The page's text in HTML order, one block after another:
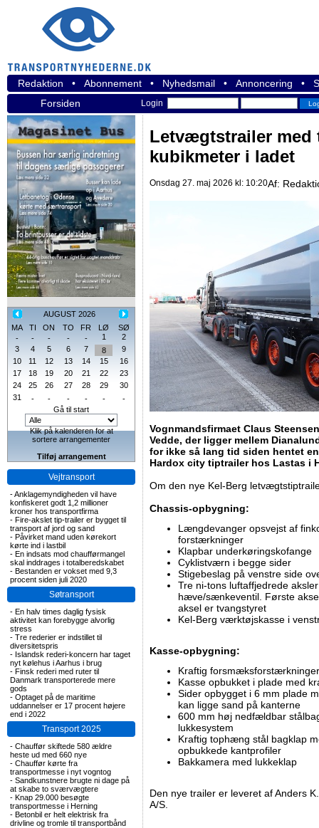
Redaktion • Abonnement • Nyhedsmail • Annoncering •
Forsiden
Login
AUGUST 2026
MA
TI ON TO FR LØ
SØ
-
- - - - 1
2
3
4 5 6 7 8
9
10
11 12 13 14 15
16
17
18 19 20 21 22
23
24
25 26 27 28 29
30
31
- - - - -
-
Gå til start
Klik på kalenderen for at
sortere arrangementer
Tilføj arrangement
Vejtransport
-Anklagemyndigheden vil have
konfiskeret godt 1,2 millioner
kroner hos transportfirma
- Fire-akslet tip-trailer er bygget til
transport af jord og sand
- Påvirket mand uden kørekort
kørte ind i lastbil
- En indsats mod chaufførmangel
skal inddrages i totalberedskabet
- Bestanden er vokset med 9,3
procent siden juli 2020
Søtransport
- En halv times daglig fysisk
aktivitet kan forebygge alvorlig
stress
- Tre rederier er indstillet til
diversitetspris
- Islandsk rederi-koncern har taget
nyt kølehus i Aarhus i brug
- Finsk rederi med ruter til
Danmark transporterede mere
gods
- Optaget på de maritime
uddannelser er 17 procent højere
end i 2022
Transport 2025
- Chauffør skiftede 580 ældre
heste ud med 660 nye
- Chauffør kørte fra
transportmesse i nyt vogntog
- Sandkunstnere brugte ni dage på
at skabe to sværvægtere
- Knap 29.000 besøgte
transportmesse i Herning
- Betonbil er helt elektrisk fra
drivline og tromle til transportbånd
Letvægtstrailer med
kubikmeter i ladet
Onsdag 27. maj 2026 kl: 10:20Af:
Vognmandsfirmaet Claus
Vedde, der ligger mellem
for ikke så lang tid siden hentet
Hardox city tiptrailer hos Lastas i
Om den nye Kel-Berg
Chassis-opbygning:
Længdevanger opsvejst af
forstærkninger
Klapbar underkøringskofange
Cyklistværn i begge sider
Stigebeslag på venstre side
Tre ni-tons luftaffjedrede
hæve/sænkeventil. Første
aksel er tvangstyret
Kel-Berg værktøjskasse i
Kasse-opbygning:
Kraftig
Kasse opbukket i plade med
Sider opbygget i 6 mm plade
kan ligge sand på kanterne
600 mm høj nedfældbar
lukkesystem
Kraftig tophæng stål bagklap
opbukkede kantprofiler
Bakkamera med lukkeklap
Den nye trailer er leveret af Anders
A/S.